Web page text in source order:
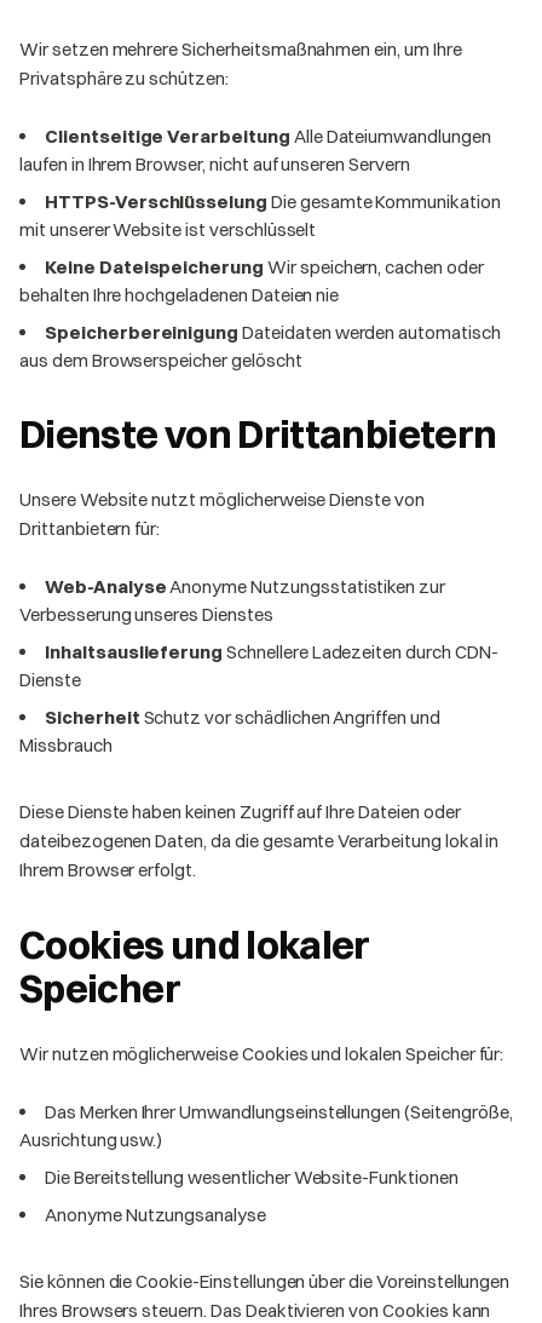
Wir setzen mehrere Sicherheitsmaßnahmen ein, um Ihre
Privatsphäre zu schützen:
Clientseitige Verarbeitung Alle Dateiumwandlungen
laufen in Ihrem Browser, nicht auf unseren Servern
HTTPS-Verschlüsselung Die gesamte Kommunikation
mit unserer Website ist verschlüsselt
Keine Dateispeicherung Wir speichern, cachen oder
behalten Ihre hochgeladenen Dateien nie
Speicherbereinigung Dateidaten werden automatisch
aus dem Browserspeicher gelöscht
Dienste von Drittanbietern
Unsere Website nutzt möglicherweise Dienste von
Drittanbietern für:
Web-AnalyseAnonyme Nutzungsstatistiken zur
Verbesserung unseres Dienstes
Inhaltsauslieferung Schnellere Ladezeiten durch CDN-
Dienste
Sicherheit Schutz vor schädlichen Angriffen und
Missbrauch
Diese Dienste haben keinen Zugriff auf Ihre Dateien oder
dateibezogenen Daten, da die gesamte Verarbeitung lokal in
Ihrem Browser erfolgt.
Cookies und lokaler
Speicher
Wir nutzen möglicherweise Cookies und lokalen Speicher für:
Das Merken Ihrer Umwandlungseinstellungen (Seitengröße,
Ausrichtung usw.)
Die Bereitstellung wesentlicher Website-Funktionen
Anonyme Nutzungsanalyse
Sie können die Cookie-Einstellungen über die Voreinstellungen
Ihres Browsers steuern. Das Deaktivieren von Cookies kann